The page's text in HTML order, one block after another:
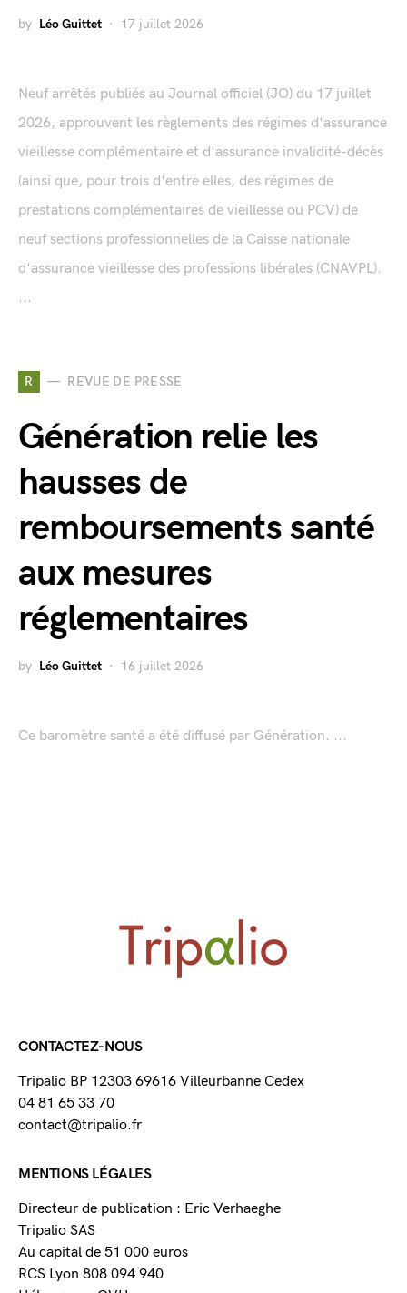
by Léo Guittet 17 juillet 2026
Neuf arrêtés publiés au Journal officiel (JO) du 17 juillet
2026, approuvent les règlements des régimes d'assurance
vieillesse complémentaire et d'assurance invalidité-décès
(ainsi que, pour trois d'entre elles, des régimes de
prestations complémentaires de vieillesse ou PCV) de
neuf sections professionnelles de la Caisse nationale
d'assurance vieillesse des professions libérales (CNAVPL).
...
R REVUE DE PRESSE
Génération relie les
hausses de
remboursements santé
aux mesures
réglementaires
by Léo Guittet 16 juillet 2026
Ce baromètre santé a été diffusé par Génération. ...
CONTACTEZ-NOUS
Tripalio BP 12303 69616 Villeurbanne Cedex
04 81 65 33 70
contact@tripalio.fr
MENTIONS LÉGALES
Directeur de publication : Eric Verhaeghe
Tripalio SAS
Au capital de 51 000 euros
RCS Lyon 808 094 940